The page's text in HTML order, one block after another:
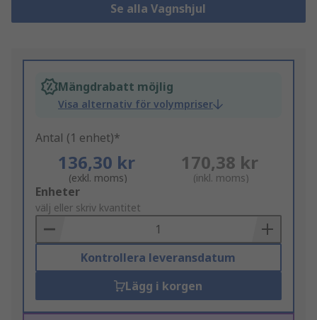
Se alla Vagnshjul
Mängdrabatt möjlig
Visa alternativ för volympriser
Antal (1 enhet)*
136,30 kr
(exkl. moms)
170,38 kr
(inkl. moms)
Add
to
Basket
Enheter
välj eller skriv kvantitet
Kontrollera leveransdatum
Lägg i korgen